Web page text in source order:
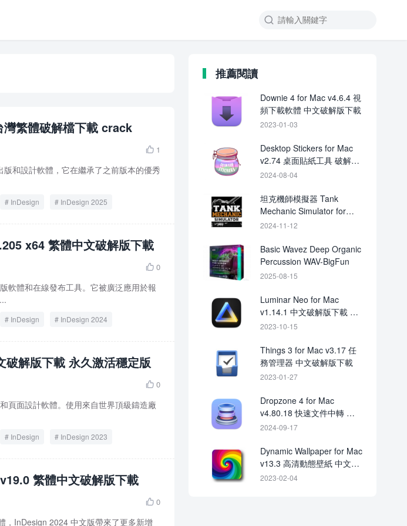

繁體破解檔下載 crack
 1
和設計軟體，它在繼承了之前版本的優秀
InDesign InDesign 2025
x64 繁體中文破解版下載
 0
軟體和在線發布工具。它被廣泛應用於報
InDesign InDesign 2024
解版下載 永久激活穩定版
 0
頁面設計軟體。使用來自世界頂級鑄造廠
InDesign InDesign 2023
繁體中文破解版下載
 0
，InDesign 2024 中文版帶來了更多新增
推薦閱讀
Downie 4 for Mac v4.6.4 視
頻下載軟體 中文破解版下載
2023-01-03
Desktop Stickers for Mac
v2.74 桌面貼紙工具 破解版
下載
2024-08-04
坦克機師模擬器 Tank
Mechanic Simulator for
Mac v1.6.0 中文原生版
2024-11-12
Basic Wavez Deep Organic
Percussion WAV-BigFun
2025-08-15
Luminar Neo for Mac
v1.14.1 中文破解版下載 圖
像編輯器
2023-10-15
Things 3 for Mac v3.17 任
務管理器 中文破解版下載
2023-01-27
Dropzone 4 for Mac
v4.80.18 快速文件中轉 破
解版下載 crack
2024-09-17
Dynamic Wallpaper for Mac
v13.3 高清動態壁紙 中文破
解版下載
2023-02-04